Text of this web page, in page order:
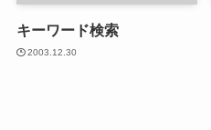
キーワード検索
2003.12.30